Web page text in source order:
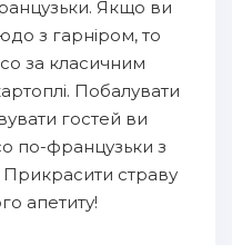
Якщо ви
з гарніром, то
за класичним
Побалувати
гостей ви
по-французьки з
Прикрасити страву
апетиту!